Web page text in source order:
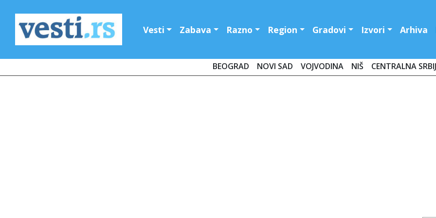
Vesti Zabava Razno Region Gradovi Izvori Arhiva
BEOGRAD NOVI SAD VOJVODINA NIŠ CENTRALNA